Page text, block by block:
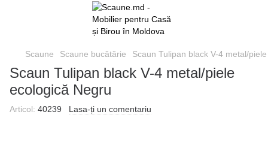
Scaune Scaune bucătărie Scaun Tulipan black V-4 metal/
Scaun Tulipan black V-4 metal/piele
ecologică Negru
Articol: 40239 Lasa-ți un comentariu